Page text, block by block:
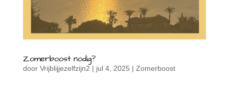
Zomerboost nodig?
door Vrijblijjezelfzijn2 | jul 4, 2025 | Zomerboost